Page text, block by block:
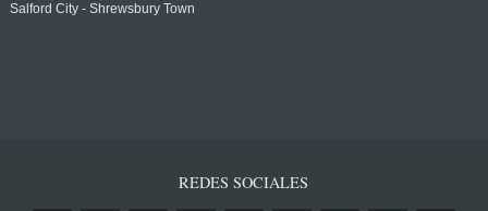
Salford City - Shrewsbury Town
REDES SOCIALES